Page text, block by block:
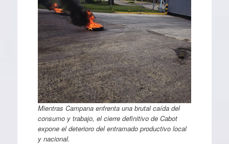
Mientras Campana enfrenta una brutal caída del
consumo y trabajo, el cierre definitivo de Cabot
expone el deterioro del entramado productivo local
y nacional.